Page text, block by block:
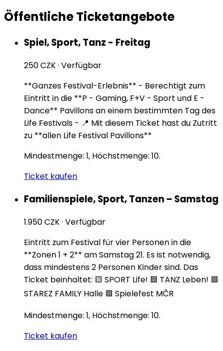
Öffentliche Ticketangebote
Spiel, Sport, Tanz - Freitag
250 CZK· Verfügbar
**Ganzes Festival-Erlebnis** - Berechtigt zum
Eintritt in die **P - Gaming, F+V - Sport und E -
Dance** Pavillons an einem bestimmten Tag des
Life Festivals - 📍 Mit diesem Ticket hast du Zutritt
zu **allen Life Festival Pavillons**
Mindestmenge: 1, Höchstmenge: 10.
Ticket kaufen
Familienspiele, Sport, Tanzen – Samstag
1.950 CZK· Verfügbar
Eintritt zum Festival für vier Personen in die
**Zonen 1 + 2** am Samstag 21. Es ist notwendig,
dass mindestens 2 Personen Kinder sind. Das
Ticket beinhaltet: 🟨 SPORT Life! 🟦 TANZ Leben! 🟪
STAREZ FAMILY Halle 🟥 Spielefest MČR
Mindestmenge: 1, Höchstmenge: 10.
Ticket kaufen